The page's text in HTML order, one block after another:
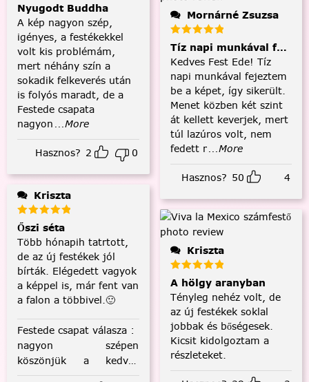
Nyugodt Buddha
A kép nagyon szép,
igényes, a festékekkel
volt kis problémám,
mert néhány szín a
sokadik felkeverés után
is folyós maradt, de a
Festede csapata
nagyon ...More
Hasznos? 2 0
Kriszta
Őszi séta
Több hónapih tatrtott,
de az új festékek jól
bírták. Elégedett vagyok
a képpel is, már fent van
a falon a többivel.🙂
Festede csapat válasza :
nagyon szépen
köszönjük a kedves
visszajelzést! :)
Mornárné Zsuzsa
Tíz napi munkával
Kedves Fest Ede! Tíz
napi munkával fejeztem
be a képet, így sikerült.
Menet közben két szint
át kellett keverjek, mert
túl lazúros volt, nem
fedett r...More
Hasznos? 50 4
Kriszta
A hölgy aranyban
Tényleg nehéz volt, de
az új festékek soklal
jobbak és bőségesek.
Kicsit kidolgoztam a
részleteket.